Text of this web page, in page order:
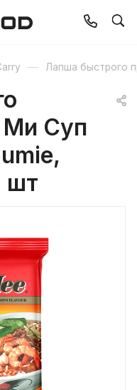
— Лапша быстрого
Ми Суп
шт